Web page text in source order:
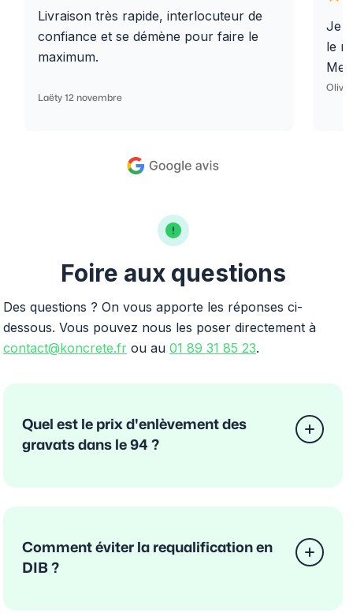
Livraison très rapide, interlocuteur de
confiance et se démène pour faire le
maximum.
Laëty 12 novembre
Je
le
Foire aux questions
Des questions ? On vous apporte les réponses ci-
dessous. Vous pouvez nous les poser directement à
contact@koncrete.fr ou au 01 89 31 85 23.
Quel est le prix d'enlèvement des
gravats dans le 94 ?
Comment éviter la requalification en
DIB ?